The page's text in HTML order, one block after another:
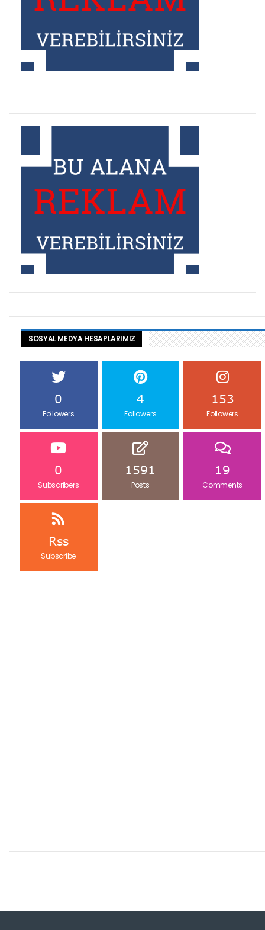
SOSYAL MEDYA HESAPLARIMIZ
0
Followers
4
Followers
153
Followers
0
Subscribers
1591
Posts
19
Comments
Rss
Subscribe